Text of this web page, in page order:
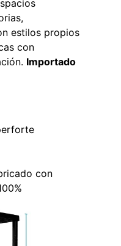
estilos propios
con
Importado
con1/4" 6.4mm
hypalon sin tela 3 MPA
1.192.666
Agregar al carrito